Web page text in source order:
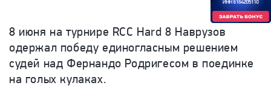
8 июня на турнире RCC Hard 8 Наврузов
одержал победу единогласным решением
судей над Фернандо Родригесом в поединке
на голых кулаках.